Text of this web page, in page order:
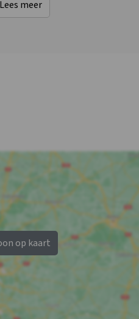
Slaapkamer 11
: 1
Wastafel
Toiletten
1-persoonsbed : 2
Lees meer
op kaart